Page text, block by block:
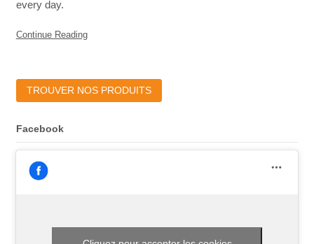
every day.
Continue Reading
TROUVER NOS PRODUITS
Facebook